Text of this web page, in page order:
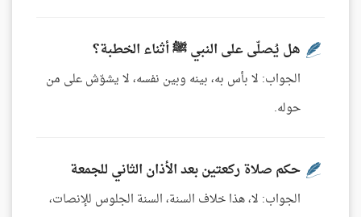
هل يُصلّى على النبي ﷺ أثناء الخطبة؟
الجواب: لا بأس به، بينه وبين نفسه، لا يشوّش على من
حوله.
حكم صلاة ركعتين بعد الأذان الثاني للجمعة
الجواب: لا، هذا خلاف السنة، السنة الجلوس للإنصات،